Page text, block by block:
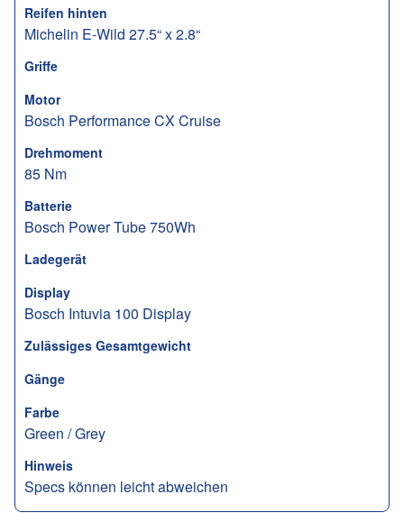
Reifen hinten
Michelin E-Wild 27.5“ x 2.8“
Griffe
Motor
Bosch Performance CX Cruise
Drehmoment
85 Nm
Batterie
Bosch Power Tube 750Wh
Ladegerät
Display
Bosch Intuvia 100 Display
Zulässiges Gesamtgewicht
Gänge
Farbe
Green / Grey
Hinweis
Specs können leicht abweichen